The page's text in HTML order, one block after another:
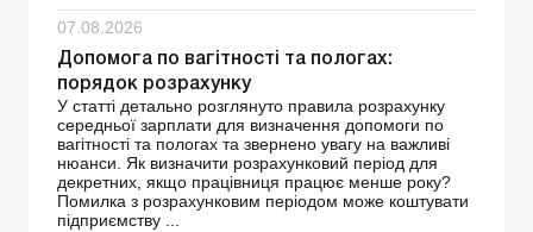
07.08.2026
Допомога по вагітності та пологах:
порядок розрахунку
У статті детально розглянуто правила розрахунку
середньої зарплати для визначення допомоги по
вагітності та пологах та звернено увагу на важливі
нюанси. Як визначити розрахунковий період для
декретних, якщо працівниця працює менше року?
Помилка з розрахунковим періодом може коштувати
підприємству ...